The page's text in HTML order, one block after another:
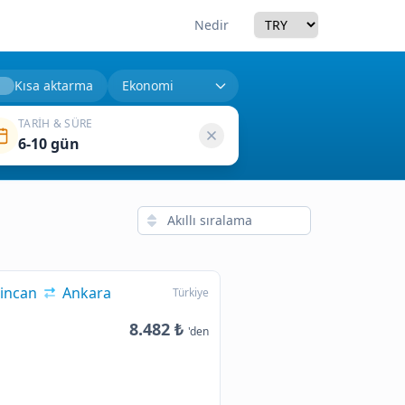
Nedir Currency
Kısa aktarma
TARIH & SÜRE
6-10 gün
Türkiye
Ankara
8.482 ₺ 'den